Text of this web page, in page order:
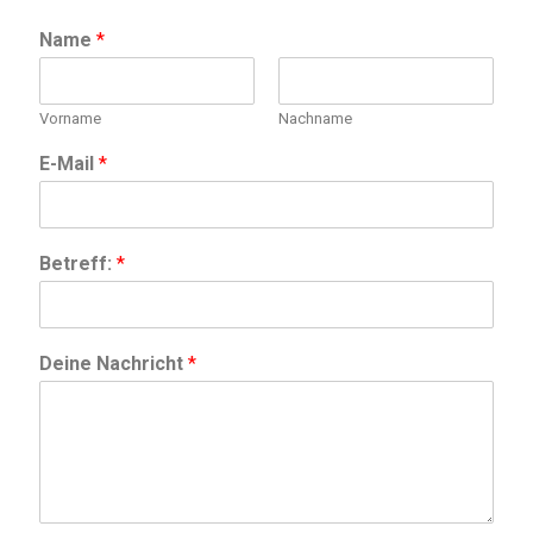
Name*
Vorname Nachname
E-Mail*
Betreff:*
Deine Nachricht*